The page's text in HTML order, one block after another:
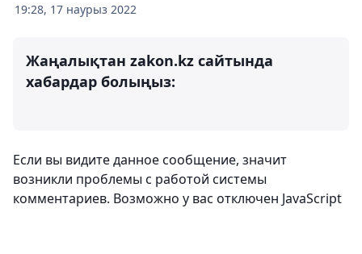
19:28, 17 наурыз 2022
Жаңалықтан zakon.kz сайтында
хабардар болыңыз:
Если вы видите данное сообщение, значит
возникли проблемы с работой системы
комментариев. Возможно у вас отключен JavaScript